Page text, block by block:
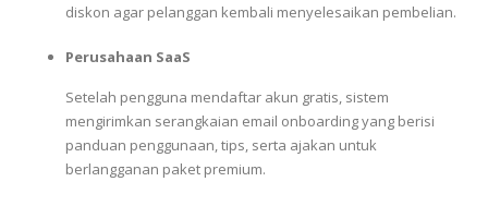
diskon agar pelanggan kembali menyelesaikan pembelian.
Perusahaan SaaS
Setelah pengguna mendaftar akun gratis, sistem
mengirimkan serangkaian email onboarding yang berisi
panduan penggunaan, tips, serta ajakan untuk
berlangganan paket premium.